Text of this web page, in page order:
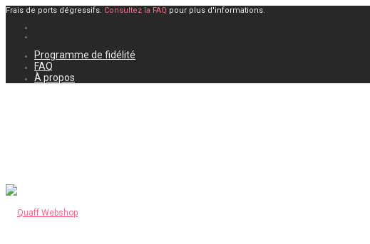
Frais de ports dégressifs. Consultez la FAQ pour plus d'informations.
Programme de fidélité
FAQ
À propos